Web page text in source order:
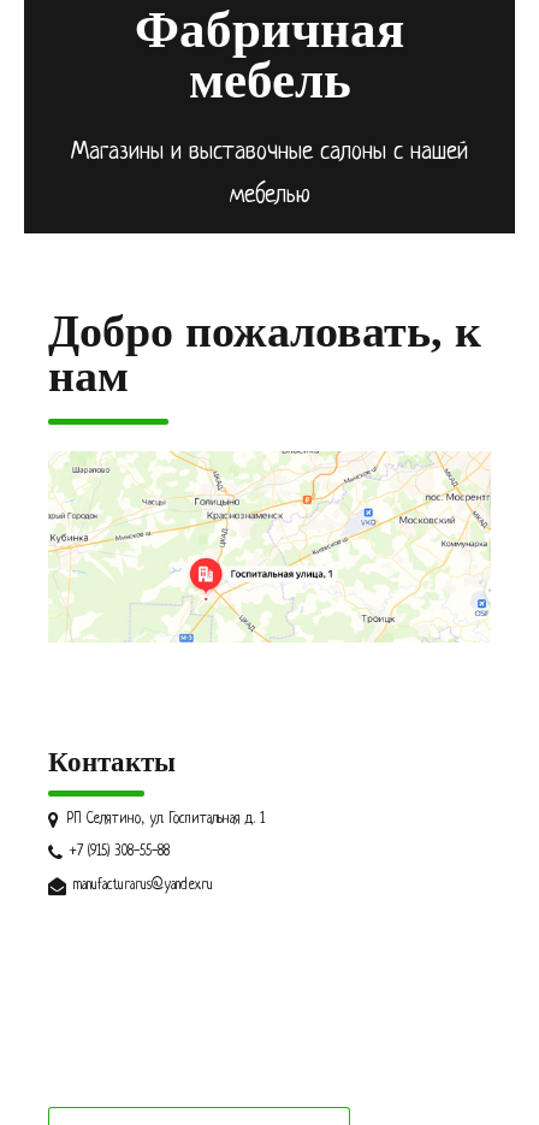
Фабричная
мебель
Магазины и выставочные салоны с нашей
мебелью
Добро пожаловать, к
нам
Контакты
РП Селятино, ул. Госпитальная д. 1
+7 (915) 308-55-88
manufacturarus@yandex.ru